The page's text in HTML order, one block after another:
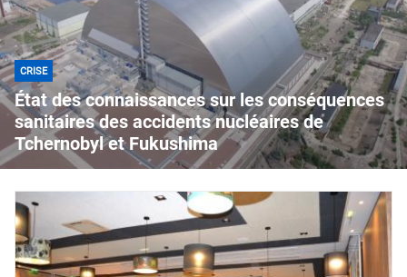
CRISE
État des connaissances sur les conséquences
sanitaires des accidents nucléaires de
Tchernobyl et Fukushima